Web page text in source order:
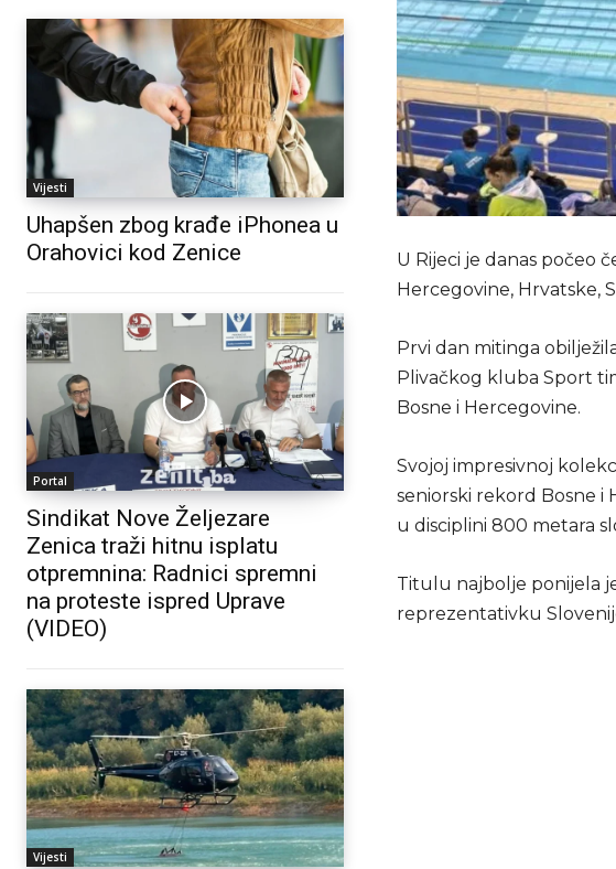
Vijesti
Uhapšen zbog krađe iPhonea u
Orahovici kod Zenice
Portal
Sindikat Nove Željezare
Zenica traži hitnu isplatu
otpremnina: Radnici spremni
na proteste ispred Uprave
(VIDEO)
Vijesti
U Rijeci je danas počeo
Hercegovine, Hrvatske,
Prvi dan mitinga
Plivačkog kluba Sport
Bosne i Hercegovine.
Svojoj impresivnoj
seniorski rekord Bosne i
u disciplini 800 metara
Titulu najbolje ponijela
reprezentativku